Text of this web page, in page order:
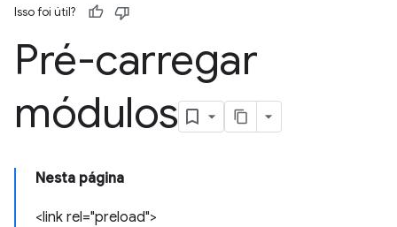
Isso foi útil?
Pré-carregar
módulos
Nesta página
<link rel="preload">